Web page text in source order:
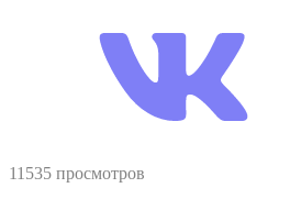
11535 просмотров